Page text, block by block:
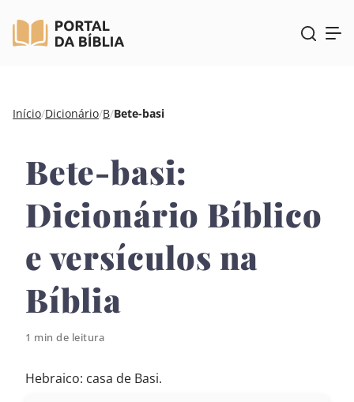
Pular
conteúdo
Início/Dicionário/B/Bete-basi
Bete-basi:
Dicionário Bíblico
e versículos na
Bíblia
1 min de leitura
Hebraico: casa de Basi.